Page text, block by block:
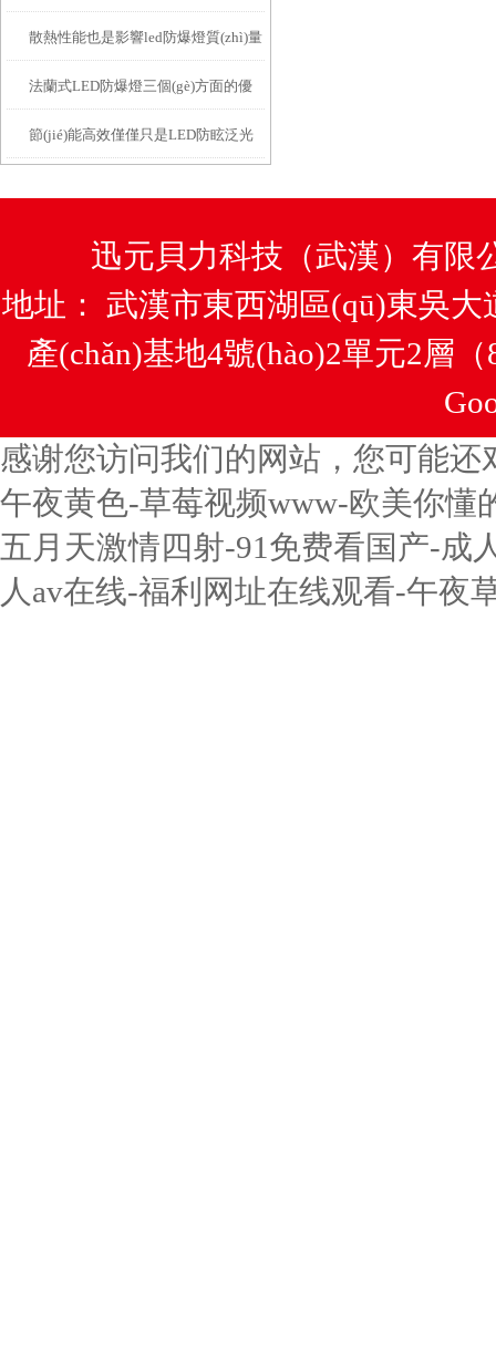
廠家、價(jià)格
散熱性能也是影響led防爆燈質(zhì)量
的一大關(guān)鍵
法蘭式LED防爆燈三個(gè)方面的優
(yōu)點(diǎn)介紹
節(jié)能高效僅僅只是LED防眩泛光
迅元貝力科技（武漢）有限
地址： 武漢市東西湖區(qū)東吳
產(chǎn)基地4號(hào)2單元2層
感谢您访问我们的网站，您可能还
午夜黄色-草莓视频www-欧美你懂
五月天激情四射-91免费看国产-成
人av在线-福利网址在线观看-午夜